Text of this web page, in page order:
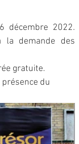
décembre 2022.
demande des
gratuite.
du